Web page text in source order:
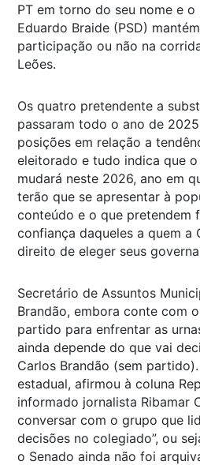
PT em torno do seu nome e
Eduardo Braide (PSD)
participação ou não na
Leões.
Os quatro pretendente a
passaram todo o ano de
posições em relação a
eleitorado e tudo indica que
mudará neste 2026, ano em
terão que se apresentar à
conteúdo e o que pretendem
confiança daqueles a quem a
direito de eleger seus
Secretário de Assuntos
Brandão, embora conte com
partido para enfrentar as
ainda depende do que vai
Carlos Brandão (sem
estadual, afirmou à coluna
informado jornalista Ribamar
conversar com o grupo que
decisões no colegiado”, ou
o Senado ainda não foi